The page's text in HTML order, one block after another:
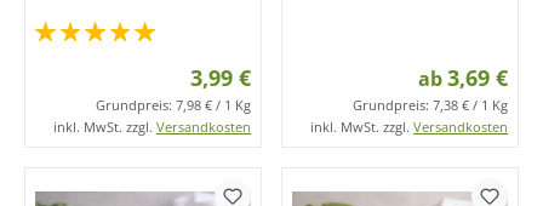
3,99 €
Grundpreis: 7,98 € / 1 Kg
inkl. MwSt. zzgl. Versandkosten
ab3,69 €
Grundpreis: 7,38 € / 1 Kg
inkl. MwSt. zzgl. Versandkosten